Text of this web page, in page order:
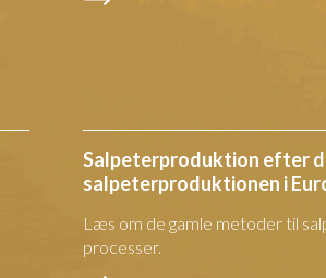
Salpeterproduktion efter
salpeterproduktionen i
Læs om de gamle metoder til
processer.